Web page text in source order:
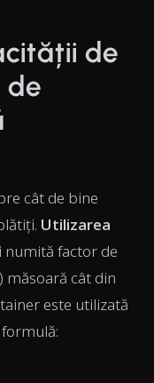
de
de
cât de bine
Utilizarea
numită factor de
măsoară cât din
este utilizată